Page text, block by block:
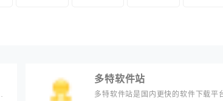
多特软件站
多特软件站是国内更快的软件下载平